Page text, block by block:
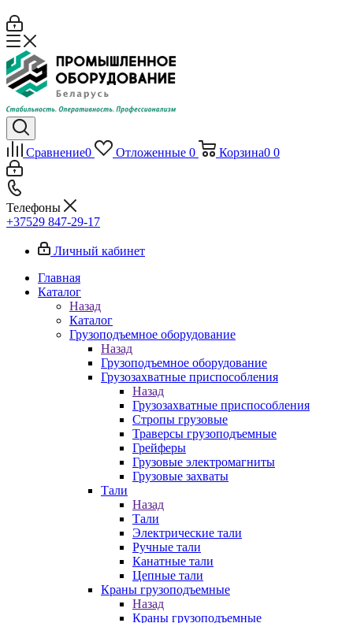
Сравнение0 Отложенные 0 Корзина0 0
Телефоны
+37529 847-29-17‬
Личный кабинет
Главная
Каталог
Назад
Каталог
Грузоподъемное оборудование
Назад
Грузоподъемное оборудование
Грузозахватные приспособления
Назад
Грузозахватные приспособления
Стропы грузовые
Траверсы грузоподъемные
Грейферы
Грузовые электромагниты
Грузовые захваты
Тали
Назад
Тали
Электрические тали
Ручные тали
Канатные тали
Цепные тали
Краны грузоподъемные
Назад
Краны грузоподъемные